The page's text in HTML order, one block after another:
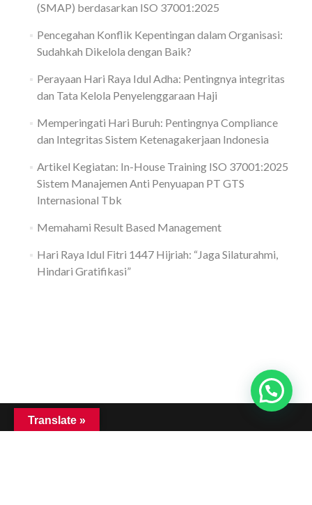
(SMAP) berdasarkan ISO 37001:2025
Pencegahan Konflik Kepentingan dalam Organisasi:
Sudahkah Dikelola dengan Baik?
Perayaan Hari Raya Idul Adha: Pentingnya integritas
dan Tata Kelola Penyelenggaraan Haji
Memperingati Hari Buruh: Pentingnya Compliance
dan Integritas Sistem Ketenagakerjaan Indonesia
Artikel Kegiatan: In-House Training ISO 37001:2025
Sistem Manajemen Anti Penyuapan PT GTS
Internasional Tbk
Memahami Result Based Management
Hari Raya Idul Fitri 1447 Hijriah: “Jaga Silaturahmi,
Hindari Gratifikasi”
Translate »